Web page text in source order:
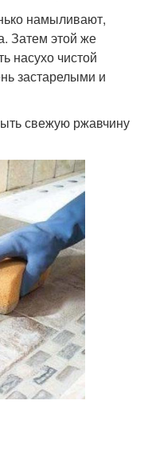
намыливают,
Затем этой же
насухо чистой
застарелыми и
свежую ржавчину